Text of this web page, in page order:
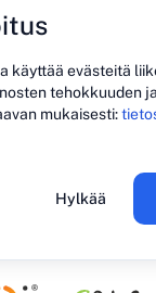
käyttää evästeitä
tehokkuuden
mukaisesti:
Hylkää
vs
vs